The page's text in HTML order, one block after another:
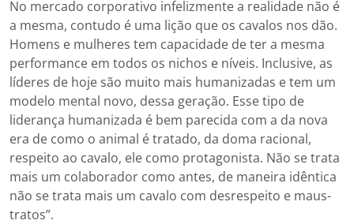
No mercado corporativo infelizmente a realidade não é
a mesma, contudo é uma lição que os cavalos nos dão.
Homens e mulheres tem capacidade de ter a mesma
performance em todos os nichos e níveis. Inclusive, as
líderes de hoje são muito mais humanizadas e tem um
modelo mental novo, dessa geração. Esse tipo de
liderança humanizada é bem parecida com a da nova
era de como o animal é tratado, da doma racional,
respeito ao cavalo, ele como protagonista. Não se trata
mais um colaborador como antes, de maneira idêntica
não se trata mais um cavalo com desrespeito e maus-
tratos”.